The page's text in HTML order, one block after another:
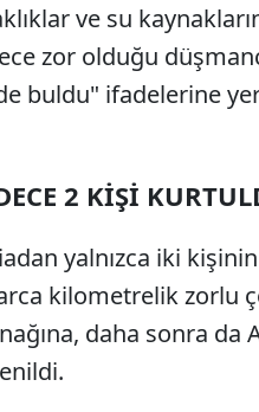
ve su
zor olduğu
buldu" ifadelerine
2 KİŞİ
yalnızca iki
kilometrelik zorlu
daha sonra